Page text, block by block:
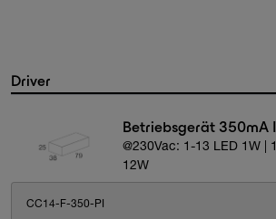
Driver
Betriebsgerät 350mA
@230Vac: 1-13 LED 1W |
12W
CC14-F-350-PI